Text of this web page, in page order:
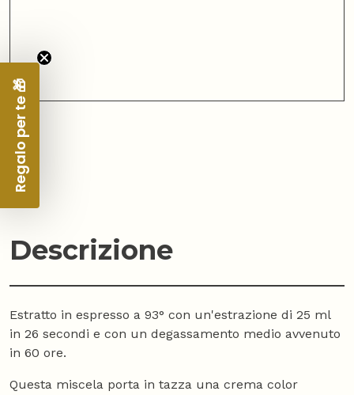
Descrizione
Estratto in espresso a 93° con un'estrazione di 25 ml
in 26 secondi e con un degassamento medio avvenuto
in 60 ore.
Questa miscela porta in tazza una crema color
Regalo per te 🎁